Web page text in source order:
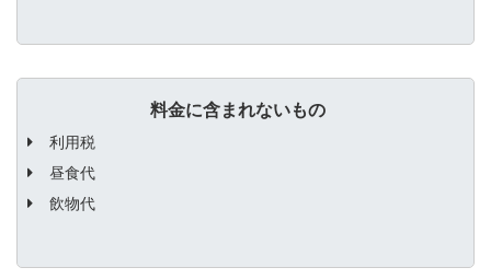
料金に含まれないもの
利用税
昼食代
飲物代